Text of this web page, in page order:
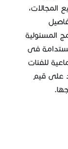
المجالات،
المسئولية
فى
للفئات
على قيم